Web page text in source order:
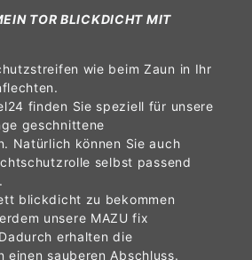
TOR BLICKDICHT MIT
wie beim Zaun in Ihr
finden Sie speziell für unsere
geschnittene
Natürlich können Sie auch
selbst passend
blickdicht zu bekommen
unsere MAZU fix
erhalten die
einen sauberen Abschluss.